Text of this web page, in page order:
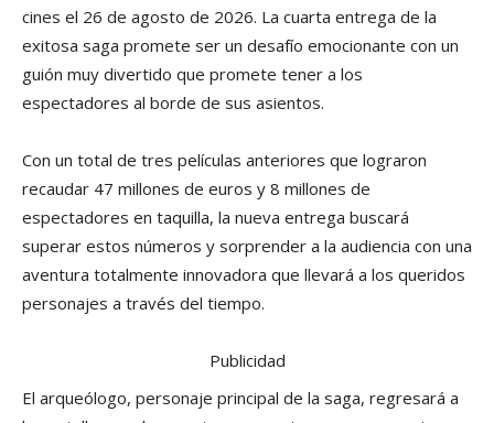
cines el 26 de agosto de 2026. La cuarta entrega de la
exitosa saga promete ser un desafío emocionante con un
guión muy divertido que promete tener a los
espectadores al borde de sus asientos.
Con un total de tres películas anteriores que lograron
recaudar 47 millones de euros y 8 millones de
espectadores en taquilla, la nueva entrega buscará
superar estos números y sorprender a la audiencia con una
aventura totalmente innovadora que llevará a los queridos
personajes a través del tiempo.
Publicidad
El arqueólogo, personaje principal de la saga, regresará a